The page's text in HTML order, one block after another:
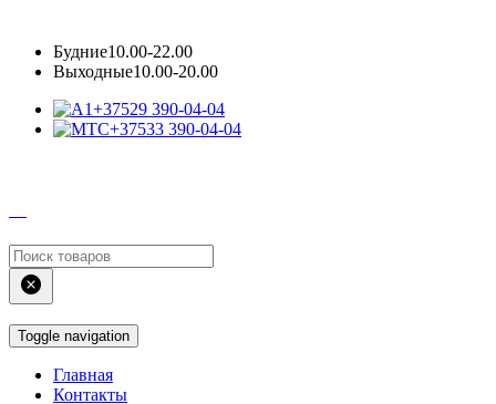
Будние10.00-22.00
Выходные10.00-20.00
+37529 390-04-04
+37533 390-04-04
Toggle navigation
Главная
Контакты